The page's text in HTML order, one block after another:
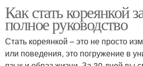
Как стать кореянкой
полное руководство
Стать кореянкой – это не просто
или поведения, это погружение в